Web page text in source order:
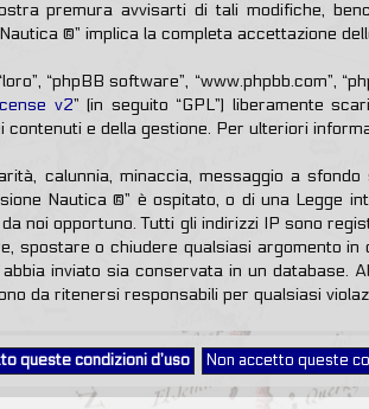
premura avvisarti di tali modifiche,
®” implica la completa accettazione
“phpBB software”, “www.phpbb.com”,
v2” (in seguito “GPL”) liberamente
e della gestione. Per ulteriori
calunnia, minaccia, messaggio a
Nautica ®” è ospitato, o di una Legge
noi opportuno. Tutti gli indirizzi IP sono
spostare o chiudere qualsiasi argomento
inviato sia conservata in un database.
da ritenersi responsabili per qualsiasi